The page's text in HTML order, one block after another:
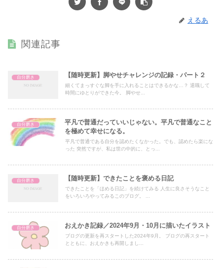
えるあ
関連記事
自分磨き 【随時更新】脚やせチャレンジの記録・パート２
細くてまっすぐな脚を手に入れることはできるかな…？ 退職して
時間にゆとりができた今。 脚やせ...
自分磨き
平凡で普通だっていいじゃない。平凡で普通なこと
を極めて幸せになる。
平凡で普通である自分を認めたくなかった。でも、認めたら楽にな
った 突然ですが、私は世の中的に、とっ...
自分磨き 【随時更新】できたことを褒める日記
できたことを「ほめる日記」を続けてみる 人生に良さそうなこと
自分磨き おえかき記録／2024年9月・10月に描いたイラスト
ブログの更新を再スタートした2024年9月。 ブログの再スタート
とともに、おえかきも再開しまし...